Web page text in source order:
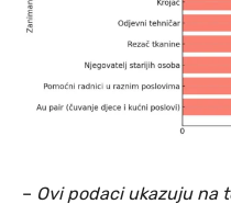
– Ovi podaci ukazuju na